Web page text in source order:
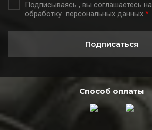
Подписываясь , вы соглашаетесь на
обработку персональных данных *
Подписаться
Способ оплаты